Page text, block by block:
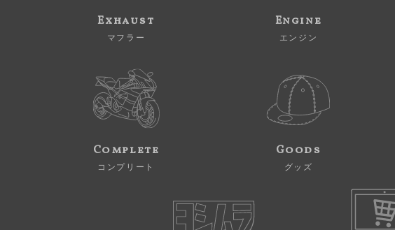
Exhaust
マフラー
Engine
エンジン
Complete
コンプリート
Goods
グッズ